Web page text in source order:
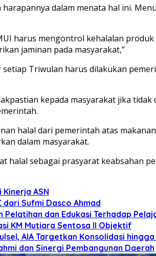
dalam menata hal ini.
harus mengontrol kehalalan
jaminan pada masyarakat,”
Triwulan harus dilakukan
kepada masyarakat jika
halal dari pemerintah atas
dalam masyarakat.
halal sebagai prasyarat keabsahan
ASN
dari Sufmi Dasco Ahmad
Pelatihan dan Edukasi Terhadap
KM Mutiara Sentosa II Objektif
AIA Targetkan Konsolidasi
dan Sinergi Pembangunan Daerah